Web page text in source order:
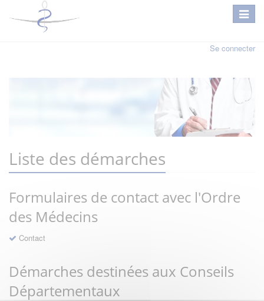
Se connecter
Liste des démarches
Formulaires de contact avec l'Ordre
des Médecins
Contact
Démarches destinées aux Conseils
Départementaux